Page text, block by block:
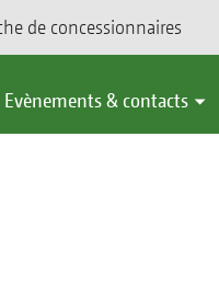
de concessionnaires
Evènements & contacts